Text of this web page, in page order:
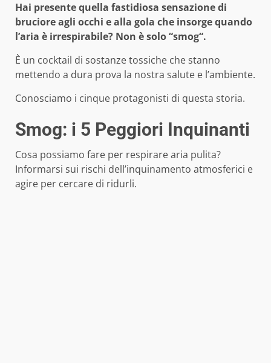
Hai presente quella fastidiosa sensazione di
bruciore agli occhi e alla gola che insorge quando
l’aria è irrespirabile? Non è solo “smog“.
È un cocktail di sostanze tossiche che stanno
mettendo a dura prova la nostra salute e l’ambiente.
Conosciamo i cinque protagonisti di questa storia.
Smog: i 5 Peggiori Inquinanti
Cosa possiamo fare per respirare aria pulita?
Informarsi sui rischi dell’inquinamento atmosferici e
agire per cercare di ridurli.